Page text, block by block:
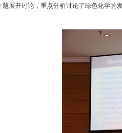
题展开讨论，重点分析讨论了绿色化学